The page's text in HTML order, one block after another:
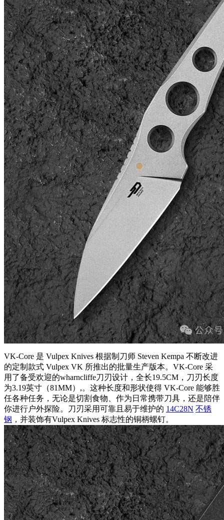
VK-Core 是 Vulpex Knives 根据制刀师 Steven Kempa 不断改进
的定制款式 Vulpex VK 所推出的批量生产版本。VK-Core 采
用了备受欢迎的wharncliffe刀刃设计，全长19.5CM，刀刃长度
为3.19英寸（81MM）,。这种长度和形状使得 VK-Core 能够胜
任各种任务，无论是切割食物、作为日常携带刀具，还是陪伴
你进行户外探险。刀刃采用可靠且易于维护的 14C28N 不锈
钢 ，并装饰有Vulpex Knives 标志性的铜柄螺钉。